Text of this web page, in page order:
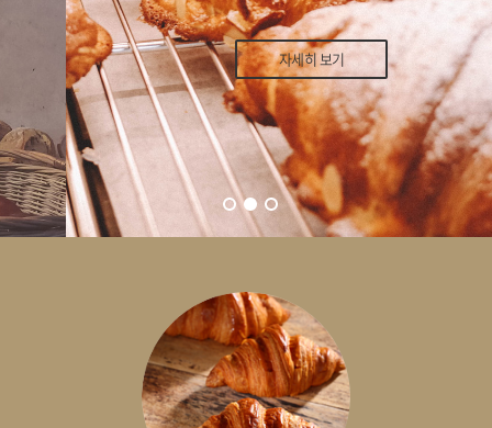
자세히 보기